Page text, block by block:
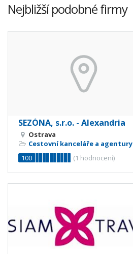
Nejbližší podobné firmy
SEZÓNA, s.r.o. - Alexandria
Ostrava
Cestovní kanceláře a agentury
100
(1 hodnocení)